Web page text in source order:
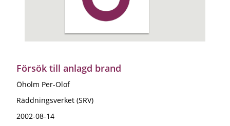
Försök till anlagd brand
Öholm Per-Olof
Räddningsverket (SRV)
2002-08-14